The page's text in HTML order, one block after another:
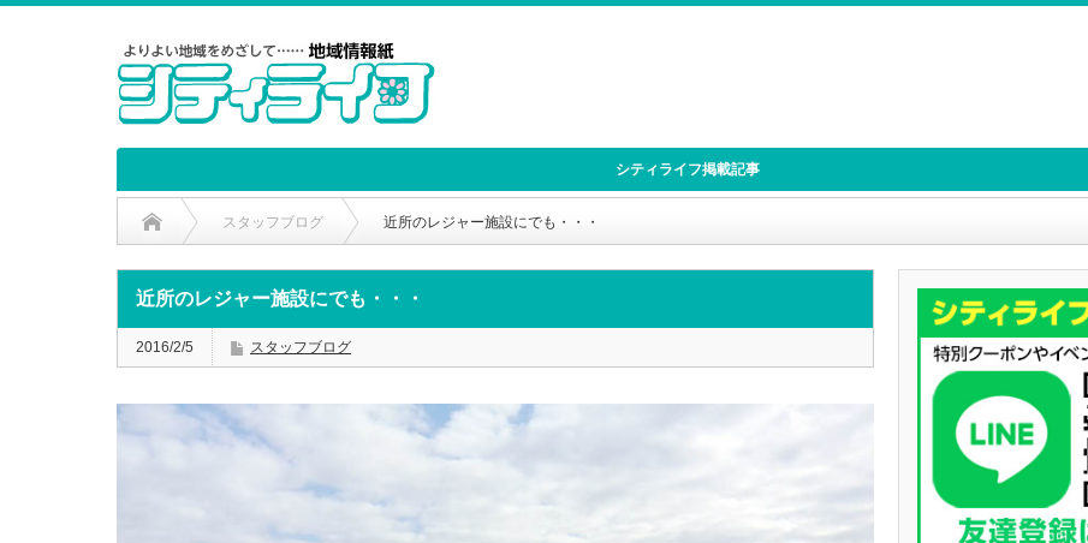
シティライフ掲載記事
スタッフブログ 近所のレジャー施設にでも・・・
近所のレジャー施設にでも・・・
2016/2/5 スタッフブログ